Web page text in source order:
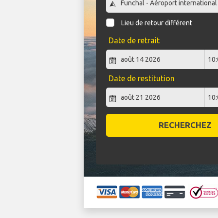
Lieu de retour différent
Date de retrait
Date de restitution
RECHERCHEZ